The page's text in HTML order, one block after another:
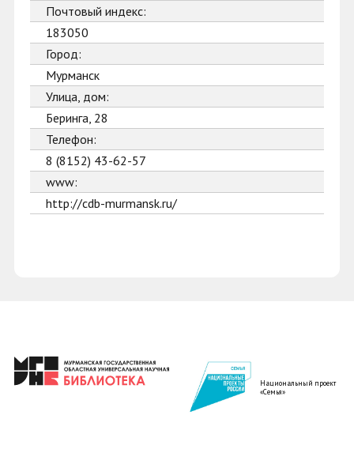
Почтовый индекс:
183050
Город:
Мурманск
Улица, дом:
Беринга, 28
Телефон:
8 (8152) 43-62-57
www:
http://cdb-murmansk.ru/
Национальный проект
«Семья»